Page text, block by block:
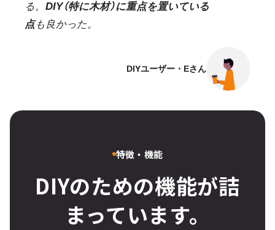
る。 DIY（特に木材）に重点を置いている
点も良かった。
DIYユーザー・Eさん
特徴・機能
DIYのための機能が詰
まっています。